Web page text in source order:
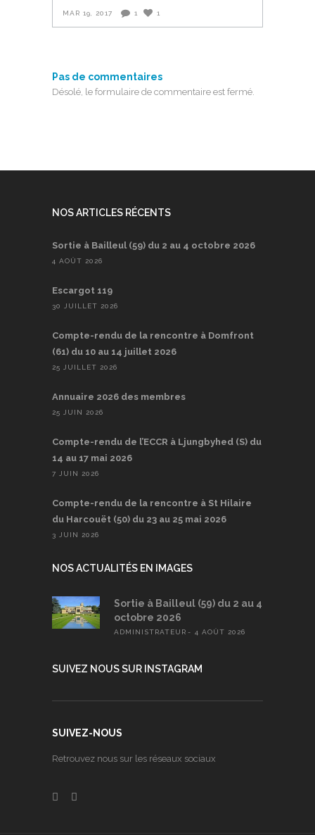
MAR 19, 2017 1 1
Pas de commentaires
Désolé, le formulaire de commentaire est fermé.
NOS ARTICLES RÉCENTS
Sortie à Bailleul (59) du 2 au 4 octobre 2026
4 AOÛT 2026
Escargot 119
30 JUILLET 2026
Compte-rendu de la rencontre à Domfront
(61) du 10 au 14 juillet 2026
25 JUILLET 2026
Annuaire 2026 des membres
25 JUIN 2026
Compte-rendu de l’ECCR à Ljungbyhed (S) du
14 au 17 mai 2026
7 JUIN 2026
Compte-rendu de la rencontre à St Hilaire
du Harcouët (50) du 23 au 25 mai 2026
3 JUIN 2026
NOS ACTUALITÉS EN IMAGES
Sortie à Bailleul (59) du 2 au 4
octobre 2026
ADMINISTRATEUR 4 AOÛT 2026
SUIVEZ NOUS SUR INSTAGRAM
SUIVEZ-NOUS
Retrouvez nous sur les réseaux sociaux